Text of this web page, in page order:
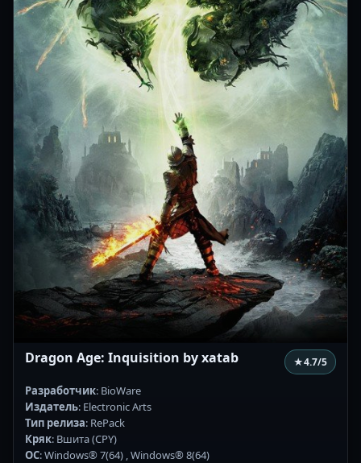
Dragon Age: Inquisition by xatab ★4.7/5
Разработчик: BioWare
Издатель: Electronic Arts
Тип релиза: RePack
Кряк: Вшита (CPY)
ОС: Windows® 7(64) , Windows® 8(64)